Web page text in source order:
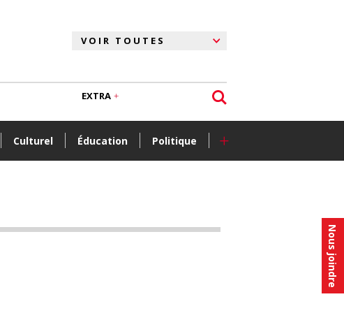
Nous joindre
Culturel Éducation Politique +
EXTRA